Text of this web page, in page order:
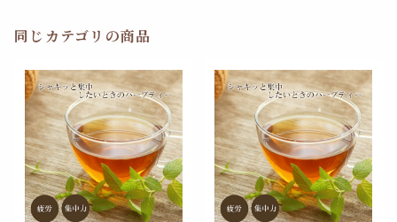
同じカテゴリの商品